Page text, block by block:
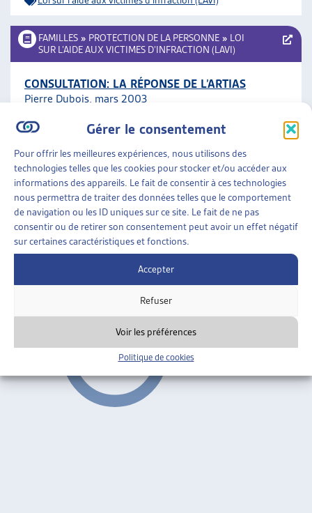
Gérer le consentement
Pour offrir les meilleures expériences, nous utilisons des
technologies telles que les cookies pour stocker et/ou accéder aux
informations des appareils. Le fait de consentir à ces technologies
nous permettra de traiter des données telles que le comportement
de navigation ou les ID uniques sur ce site. Le fait de ne pas
consentir ou de retirer son consentement peut avoir un effet négatif
sur certaines caractéristiques et fonctions.
Accepter
Refuser
Voir les préférences
Politique de cookies
FAMILLES » PROTECTION DE LA PERSONNE » LOI
SUR L’AIDE AUX VICTIMES D’INFRACTION (LAVI)
CONSULTATION: LA RÉPONSE DE L’ARTIAS
Pierre Dubois, mars 2003
Loi sur l'aide aux victimes d'infraction (LAVI)
FAMILLES»PROTECTION DE LA PERSONNE»LOI
SUR L’AIDE AUX VICTIMES D’INFRACTION (LAVI)
LOI SUR L’AIDE AUX VICTIMES (LAVI): LES ENJEUX
DE LA RÉVISION
Laurent Mader, dossier du mois, fév. 2003
Loi sur l'aide aux victimes d'infraction (LAVI)